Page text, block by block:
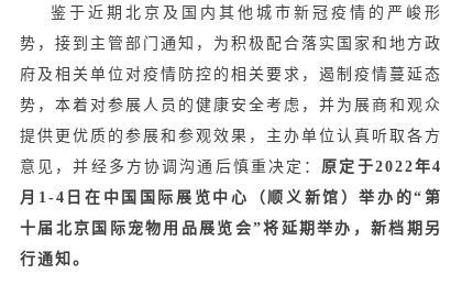
鉴于近期北京及国内其他城市新冠疫情的严峻形
势，接到主管部门通知，为积极配合落实国家和地方政
府及相关单位对疫情防控的相关要求，遏制疫情蔓延态
势， 本着对参展人员的健康安全考虑 ，并为展商和观众
提供更优质的参展和参观效果， 主办单位认真听取各方
意见，并经多方协调沟通后慎重决定： 原定于2022年4
月1-4日在中国国际展览中心（顺义新馆）举办的“第
十届北京国际宠物用品展览会”将延期举办，新档期另
行通知。